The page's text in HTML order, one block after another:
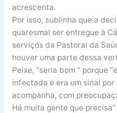
acrescenta.
Por isso, sublinha que a
quaresmal ser entregue à
serviços da Pastoral da
houver uma parte dessa
Peixe, “seria bom “ porque
infectada e era um sinal
acompanha, com
Há muita gente que